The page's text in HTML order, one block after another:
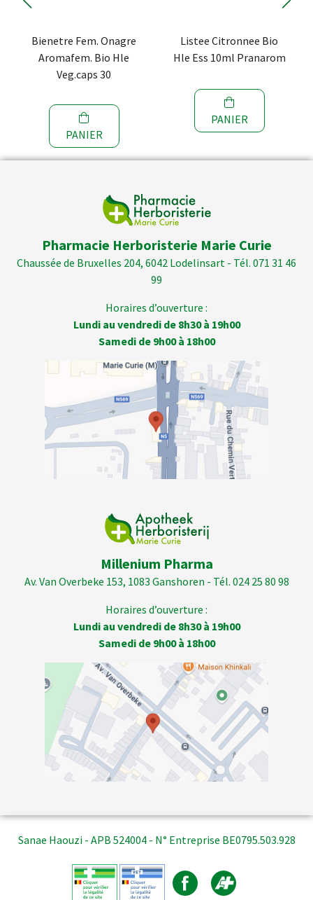
Bienetre Fem. Onagre
Aromafem. Bio Hle
Veg.caps 30
PANIER
Listee Citronnee Bio
Hle Ess 10ml Pranarom
PANIER
Pharmacie Herboristerie Marie Curie
Chaussée de Bruxelles 204, 6042 Lodelinsart - Tél. 071 31 46
99
Horaires d’ouverture :
Lundi au vendredi de 8h30 à 19h00
Samedi de 9h00 à 18h00
Millenium Pharma
Av. Van Overbeke 153, 1083 Ganshoren - Tél. 024 25 80 98
Horaires d’ouverture :
Lundi au vendredi de 8h30 à 19h00
Samedi de 9h00 à 18h00
Sanae Haouzi - APB 524004 - N° Entreprise BE0795.503.928